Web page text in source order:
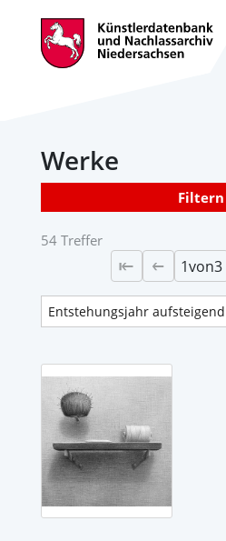
Werke
Filtern
54 Treffer
1von3